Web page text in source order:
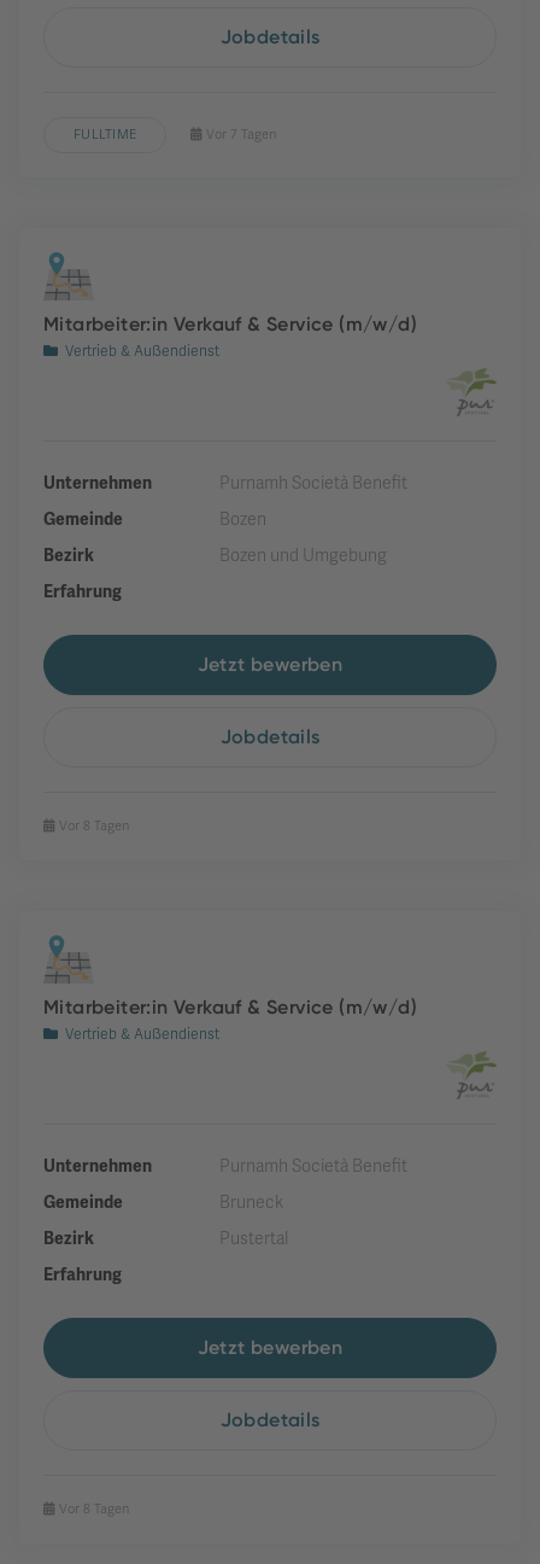
Jobdetails
FULLTIME Vor 7 Tagen
Mitarbeiter:in Verkauf & Service (m/w/d)
Vertrieb & Außendienst
Unternehmen
Purnamh Società Benefit
Gemeinde
Bozen
Bezirk
Bozen und Umgebung
Erfahrung
Jetzt bewerben
Jobdetails
Vor 8 Tagen
Mitarbeiter:in Verkauf & Service (m/w/d)
Vertrieb & Außendienst
Unternehmen
Purnamh Società Benefit
Gemeinde
Bruneck
Bezirk
Pustertal
Erfahrung
Jetzt bewerben
Jobdetails
Vor 8 Tagen